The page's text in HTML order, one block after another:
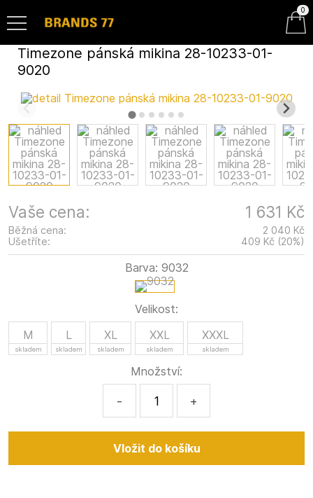
Timezone pánská mikina 28-10233-01-
9020
Vaše cena: 1 631 Kč
Běžná cena:
2 040 Kč
Ušetříte:
409 Kč (20%)
Barva: 9032
Velikost:
M
skladem
L
skladem
XL
skladem
XXL
skladem
XXXL
skladem
Množství:
- +
0